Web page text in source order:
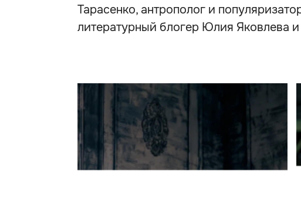
Тарасенко, антрополог и
литературный блогер Юлия Яковлева